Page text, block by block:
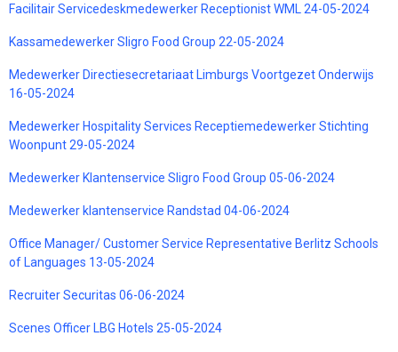
Facilitair Servicedeskmedewerker Receptionist WML 24-05-2024
Kassamedewerker Sligro Food Group 22-05-2024
Medewerker Directiesecretariaat Limburgs Voortgezet Onderwijs
16-05-2024
Medewerker Hospitality Services Receptiemedewerker Stichting
Woonpunt 29-05-2024
Medewerker Klantenservice Sligro Food Group 05-06-2024
Medewerker klantenservice Randstad 04-06-2024
Office Manager/ Customer Service Representative Berlitz Schools
of Languages 13-05-2024
Recruiter Securitas 06-06-2024
Scenes Officer LBG Hotels 25-05-2024